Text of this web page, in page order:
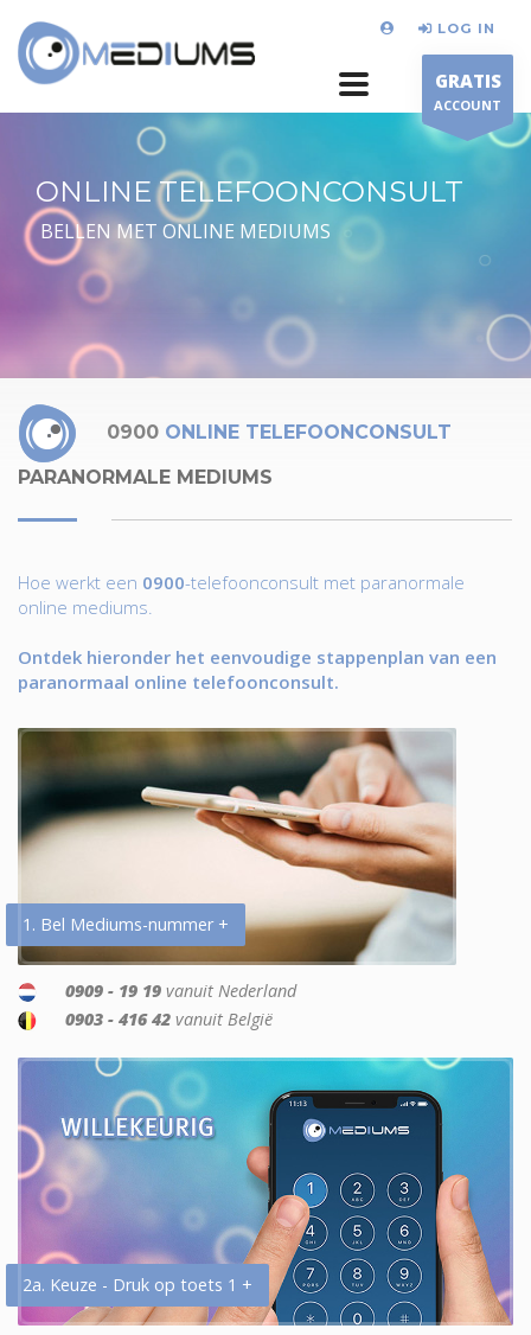
LOG IN
GRATIS
ACCOUNT
ONLINE TELEFOONCONSULT
BELLEN MET ONLINE MEDIUMS
0900 ONLINE TELEFOONCONSULT
PARANORMALE MEDIUMS
Hoe werkt een 0900-telefoonconsult met paranormale
online mediums.
Ontdek hieronder het eenvoudige stappenplan van een
paranormaal online telefoonconsult.
1. Bel Mediums-nummer +
0909 - 19 19 vanuit Nederland
0903 - 416 42 vanuit België
2a. Keuze - Druk op toets 1 +